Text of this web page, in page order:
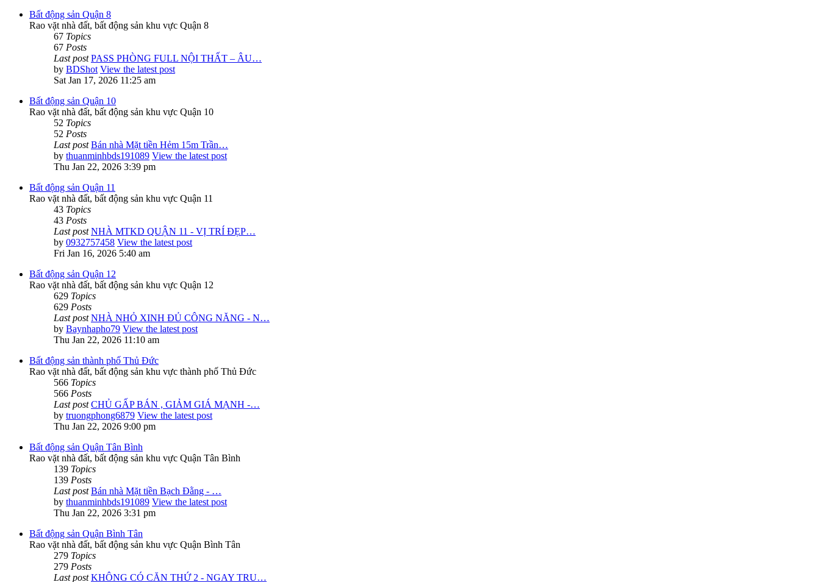
Bất động sản Quận 8
Rao vặt nhà đất, bất động sản khu vực Quận 8
67 Topics
67 Posts
Last post PASS PHÒNG FULL NỘI THẤT – ÂU…
by BDShot View the latest post
Sat Jan 17, 2026 11:25 am
Bất động sản Quận 10
Rao vặt nhà đất, bất động sản khu vực Quận 10
52 Topics
52 Posts
Last post Bán nhà Mặt tiền Hẻm 15m Trần…
by thuanminhbds191089 View the latest post
Thu Jan 22, 2026 3:39 pm
Bất động sản Quận 11
Rao vặt nhà đất, bất động sản khu vực Quận 11
43 Topics
43 Posts
Last post NHÀ MTKD QUẬN 11 - VỊ TRÍ ĐẸP…
by 0932757458 View the latest post
Fri Jan 16, 2026 5:40 am
Bất động sản Quận 12
Rao vặt nhà đất, bất động sản khu vực Quận 12
629 Topics
629 Posts
Last post NHÀ NHỎ XINH ĐỦ CÔNG NĂNG - N…
by Baynhapho79 View the latest post
Thu Jan 22, 2026 11:10 am
Bất động sản thành phố Thủ Đức
Rao vặt nhà đất, bất động sản khu vực thành phố Thủ Đức
566 Topics
566 Posts
Last post CHỦ GẤP BÁN , GIẢM GIÁ MẠNH -…
by truongphong6879 View the latest post
Thu Jan 22, 2026 9:00 pm
Bất động sản Quận Tân Bình
Rao vặt nhà đất, bất động sản khu vực Quận Tân Bình
139 Topics
139 Posts
Last post Bán nhà Mặt tiền Bạch Đằng - …
by thuanminhbds191089 View the latest post
Thu Jan 22, 2026 3:31 pm
Bất động sản Quận Bình Tân
Rao vặt nhà đất, bất động sản khu vực Quận Bình Tân
279 Topics
279 Posts
Last post KHÔNG CÓ CĂN THỨ 2 - NGAY TRU…